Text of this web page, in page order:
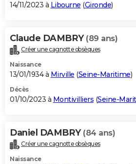
14/11/2023 à Libourne (Gironde)
Claude DAMBRY (89 ans)
Créer une cagnotte obsèques
Naissance
13/01/1934 à Mirville (Seine-Maritime)
Décès
01/10/2023 à Montivilliers (Seine-
Daniel DAMBRY (84 ans)
Créer une cagnotte obsèques
Naissance